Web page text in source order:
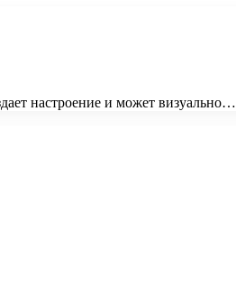
настроение и может визуально…